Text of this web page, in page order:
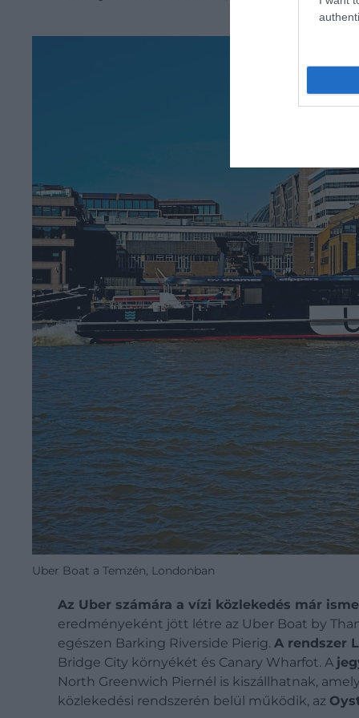
Uber Boat a Temzén, Londonban
Az Uber számára a vízi közlekedés már
eredményeként jött létre az Uber Boat by
egészen Barking Riverside Pierig. A rendszer
Bridge City környékét és Canary Wharfot. A
North Greenwich Piernél is kiszállhatnak,
közlekedési rendszerén belül működik, az